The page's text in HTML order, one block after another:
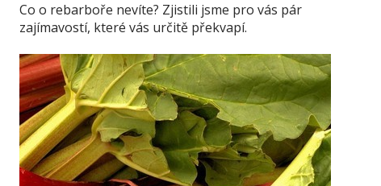
Co o rebarboře nevíte? Zjistili jsme pro vás pár
zajímavostí, které vás určitě překvapí.